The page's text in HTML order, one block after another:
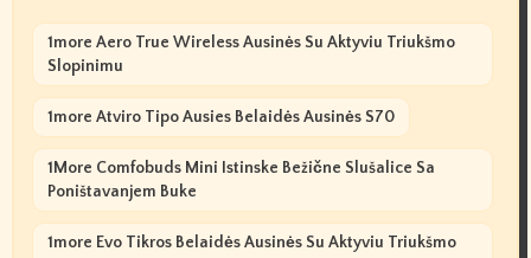
1more Aero True Wireless Ausinės Su Aktyviu Triukšmo
Slopinimu
1more Atviro Tipo Ausies Belaidės Ausinės S70
1More Comfobuds Mini Istinske Bežične Slušalice Sa
Poništavanjem Buke
1more Evo Tikros Belaidės Ausinės Su Aktyviu Triukšmo